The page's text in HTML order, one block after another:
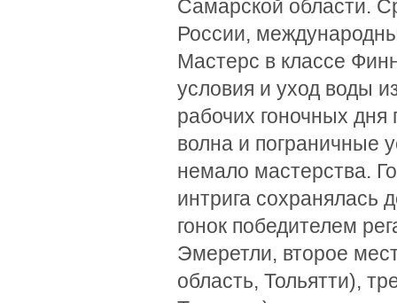
Самарской области.
России,
Мастерс в классе
условия и уход воды
рабочих гоночных
волна и пограничные
немало мастерства.
интрига сохранялась
гонок победителем
Эмеретли, второе
область, Тольятти),